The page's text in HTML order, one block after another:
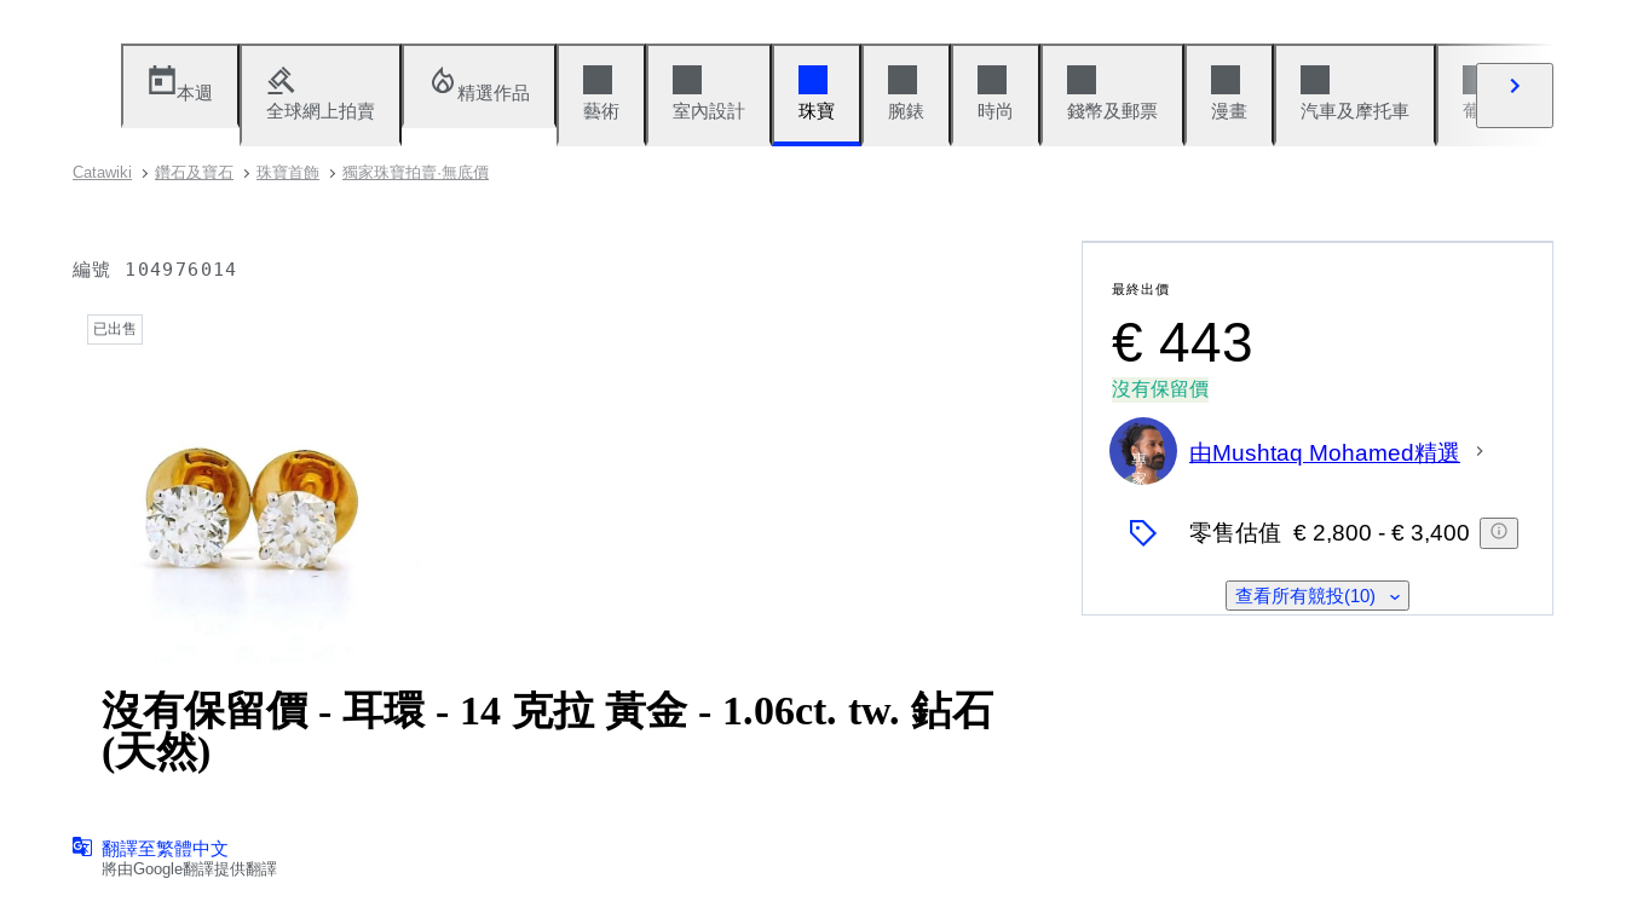
本週
全球網上拍賣
精選作品
藝術
室內設計 珠寶 腕錶 時尚 錢幣及郵票 漫畫 汽車及摩托車 葡萄酒與烈酒
Catawiki 鑽石及寶石 珠寶首飾 獨家珠寶拍賣·無底價
編號 104976014
已出售
沒有保留價 - 耳環 - 14 克拉 黃金 - 1.06ct. tw. 鉆石
(天然)
翻譯至繁體中文
將由Google翻譯提供翻譯
最終出價
€ 443
沒有保留價
專
家
由Mushtaq Mohamed精選
零售估值 € 2,800 - € 3,400
查看所有競投(10)